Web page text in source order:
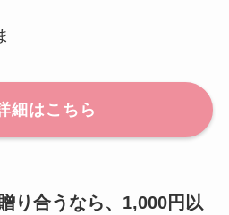
細はこちら
り合うなら、1,000円以